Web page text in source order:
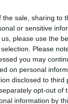
the sale, sharing to
or sensitive
please use the
Please
you may
on personal
disclosed to third
opt-out of
information by
reviews